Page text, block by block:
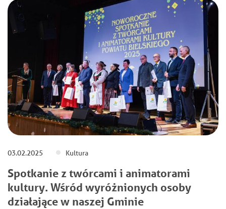
03.02.2025 Kultura
Spotkanie z twórcami i animatorami
kultury. Wśród wyróżnionych osoby
działające w naszej Gminie